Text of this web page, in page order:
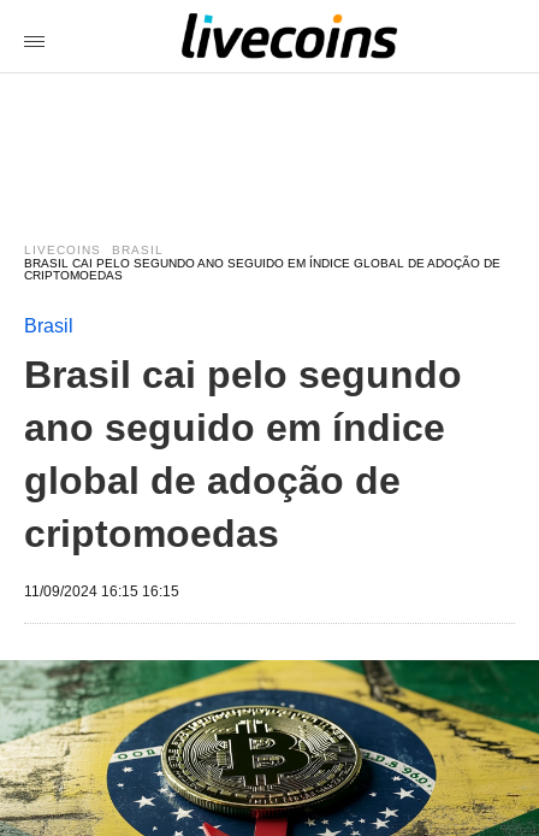
LIVECOINS
BRASIL
BRASIL CAI PELO SEGUNDO ANO SEGUIDO EM ÍNDICE GLOBAL DE ADOÇÃO DE
CRIPTOMOEDAS
Brasil
Brasil cai pelo segundo
ano seguido em índice
global de adoção de
criptomoedas
11/09/2024 16:15 16:15